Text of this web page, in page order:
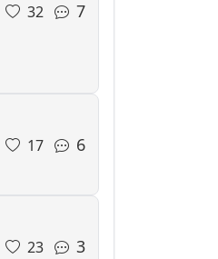
32 7
17 6
23 3